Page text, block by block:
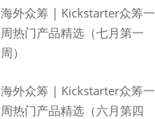
海外众筹 | Kickstarter众筹一
周热门产品精选（七月第一
周）
海外众筹 | Kickstarter众筹一
周热门产品精选（六月第四